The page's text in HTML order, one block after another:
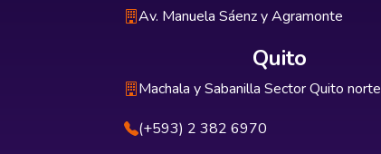
Av. Manuela Sáenz y Agramonte
Quito
Machala y Sabanilla Sector Quito norte
(+593) 2 382 6970